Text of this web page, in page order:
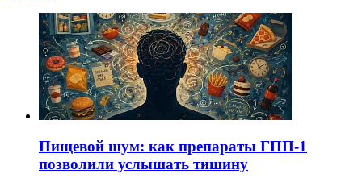
Пищевой шум: как препараты ГПП-1
позволили услышать тишину